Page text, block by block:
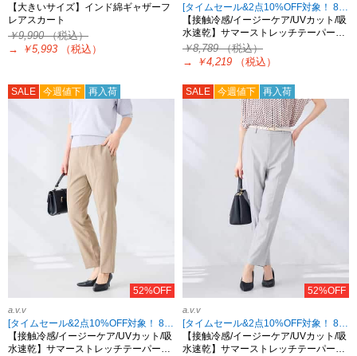
【大きいサイズ】インド綿ギャザーフ
レアスカート
￥9,990（税込）
→
￥5,993 （税込）
【接触冷感/イージーケア/UVカット/吸
水速乾】サマーストレッチテーパー…
￥8,789（税込）
→
￥4,219 （税込）
SALE 今週値下 再入荷
52%OFF
a.v.v
[タイムセール&2点10%OFF対象！ 8/18 8:59まで]
【接触冷感/イージーケア/UVカット/吸
水速乾】サマーストレッチテーパー…
SALE 今週値下 再入荷
52%OFF
a.v.v
[タイムセール&2点10%OFF対象！ 8/18 8:59まで]
【接触冷感/イージーケア/UVカット/吸
水速乾】サマーストレッチテーパー…